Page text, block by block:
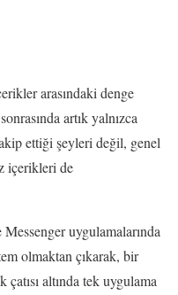
arasındaki denge
artık yalnızca
ettiği şeyleri değil, genel
içerikleri de
uygulamalarında
olmaktan çıkarak, bir
altında tek uygulama